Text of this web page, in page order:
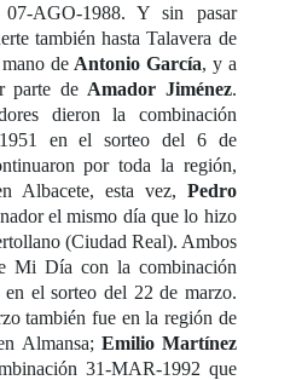
07-AGO-1988. Y sin pasar
también hasta Talavera de
de Antonio García, y a
parte de Amador Jiménez.
dieron la combinación
en el sorteo del 6 de
por toda la región,
Albacete, esta vez, Pedro
el mismo día que lo hizo
(Ciudad Real). Ambos
Mi Día con la combinación
el sorteo del 22 de marzo.
también fue en la región de
Almansa; Emilio Martínez
31-MAR-1992 que